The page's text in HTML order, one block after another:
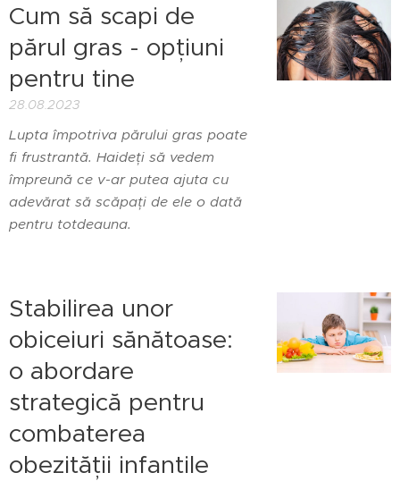
Cum să scapi de
părul gras - opțiuni
pentru tine
28.08.2023
Lupta împotriva părului gras poate
fi frustrantă. Haideți să vedem
împreună ce v-ar putea ajuta cu
adevărat să scăpați de ele o dată
pentru totdeauna.
Stabilirea unor
obiceiuri sănătoase:
o abordare
strategică pentru
combaterea
obezității infantile